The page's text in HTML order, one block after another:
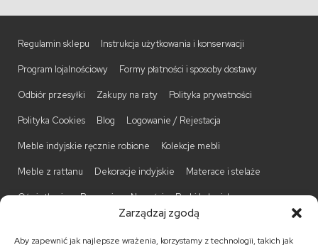
Zarządzaj zgodą
Aby zapewnić jak najlepsze wrażenia, korzystamy z technologii, takich jak
Regulamin sklepu Instrukcja użytkowania i konserwacji
Program lojalnościowy Formy płatności i sposoby dostawy
Odbiór przesyłki Zakupy na raty Polityka prywatności
Polityka Cookies Blog Logowanie / Rejestacja
Meble indyjskie ręcznie robione Kolekcje mebli
Meble z rattanu Dekoracje indyjskie Materace i stelaże
Oświetlenie Promocje Nowości Barki kolonialne
Komody kolonialne Krzesła kolonialne